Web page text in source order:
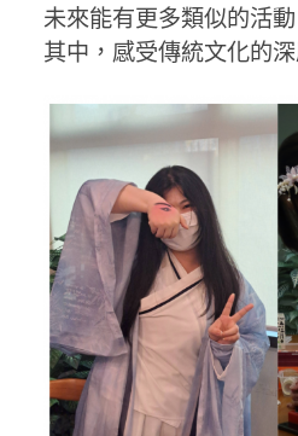
未來能有更多類似的活
其中，感受傳統文化的深